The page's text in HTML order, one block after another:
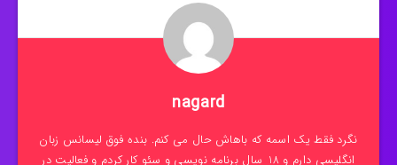
nagard
نگرد فقط یک اسمه که باهاش حال می کنم. بنده فوق لیسانس زبان
انگلیسی دارم و 18 سال برنامه نویسی و سئو کار کردم و فعالیت در